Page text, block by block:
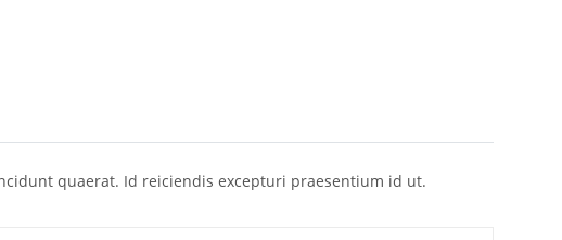
quaerat. Id reiciendis excepturi praesentium id ut.